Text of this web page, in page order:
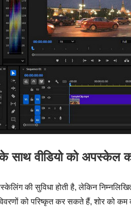
साथ वीडियो को अपस्केल
की सुविधा होती है, लेकिन
को परिष्कृत कर सकते हैं, शोर को